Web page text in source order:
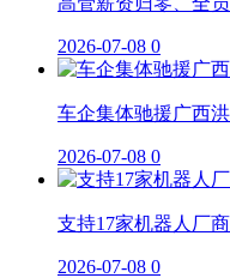
2026-07-08 0
车企集体驰援广西
2026-07-08 0
支持17家机器人厂
2026-07-08 0